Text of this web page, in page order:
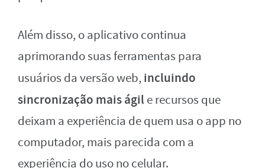
Além disso, o aplicativo continua
aprimorando suas ferramentas para
usuários da versão web, incluindo
sincronização mais ágil e recursos que
deixam a experiência de quem usa o app no
computador, mais parecida com a
experiência do uso no celular.